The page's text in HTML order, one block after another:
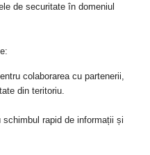
de securitate în domeniul
colaborarea cu partenerii,
din teritoriu.
rapid de informații și